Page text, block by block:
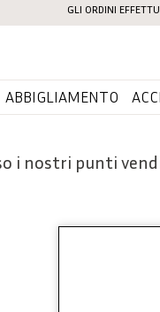
GLI ORDINI
ABBIGLIAMENTO
i nostri punti